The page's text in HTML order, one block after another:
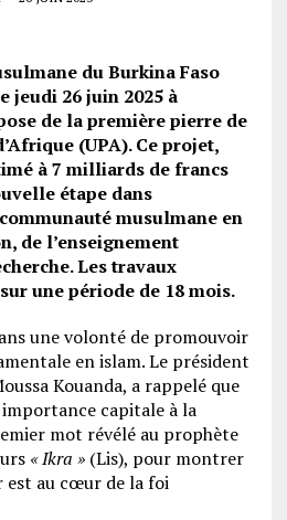
du Burkina Faso
jeudi 26 juin 2025 à
de la première pierre de
(UPA). Ce projet,
à 7 milliards de francs
étape dans
musulmane en
de l’enseignement
Les travaux
une période de 18 mois.
une volonté de promouvoir
en islam. Le président
Kouanda, a rappelé que
capitale à la
mot révélé au prophète
« Ikra »(Lis), pour montrer
est au cœur de la foi